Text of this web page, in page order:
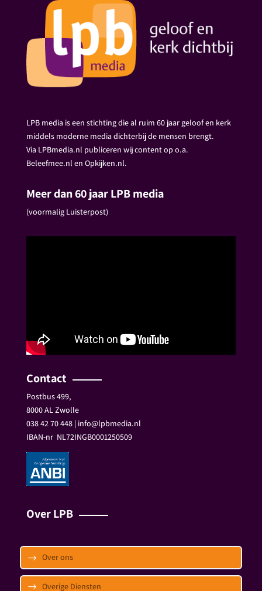
LPB media is een stichting die al ruim 60 jaar geloof en kerk
middels moderne media dichterbij de mensen brengt.
Via LPBmedia.nl publiceren wij content op o.a.
Beleefmee.nl en Opkijken.nl.
Meer dan 60 jaar LPB media
(voormalig Luisterpost)
Contact
Postbus 499,
8000 AL Zwolle
038 42 70 448 | info@lpbmedia.nl
IBAN-nr NL72INGB0001250509
Over LPB
Over ons
Overige Diensten